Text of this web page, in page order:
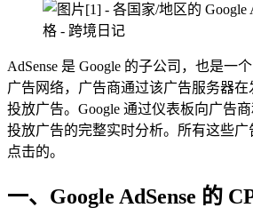
AdSense 是 Google 的子公司，也是一
广告网络，广告商通过该广告服务器在
投放广告。Google 通过仪表板向广告
投放广告的完整实时分析。所有这些
点击的。
一、Google AdSense 的